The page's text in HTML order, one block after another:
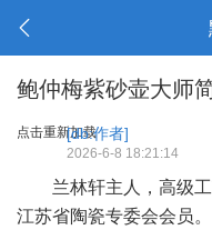
鲍仲梅紫砂壶大师
点击重新加载[db:作者]
2026-6-8 18:21:14
兰林轩主人，高级工
江苏省陶瓷专委会会员